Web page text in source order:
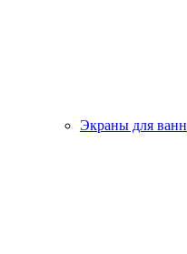
Экраны для ванн